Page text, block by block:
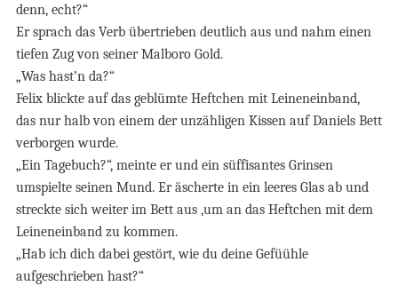
denn, echt?“
Er sprach das Verb übertrieben deutlich aus und nahm einen
tiefen Zug von seiner Malboro Gold.
„Was hast’n da?“
Felix blickte auf das geblümte Heftchen mit Leineneinband,
das nur halb von einem der unzähligen Kissen auf Daniels Bett
verborgen wurde.
„Ein Tagebuch?“, meinte er und ein süffisantes Grinsen
umspielte seinen Mund. Er äscherte in ein leeres Glas ab und
streckte sich weiter im Bett aus ,um an das Heftchen mit dem
Leineneinband zu kommen.
„Hab ich dich dabei gestört, wie du deine Gefüühle
aufgeschrieben hast?“